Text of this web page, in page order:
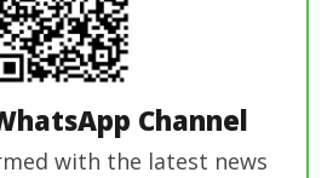
Channel
with the latest news